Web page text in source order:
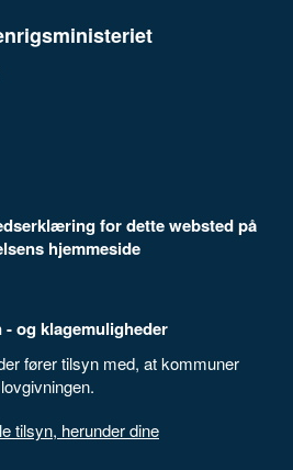
for dette websted på
hjemmeside
og klagemuligheder
fører tilsyn med, at kommuner
tilsyn, herunder dine